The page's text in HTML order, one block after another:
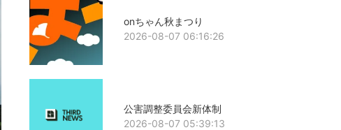
onちゃん秋まつり
2026-08-07 06:16:26
公害調整委員会新体制
2026-08-07 05:39:13